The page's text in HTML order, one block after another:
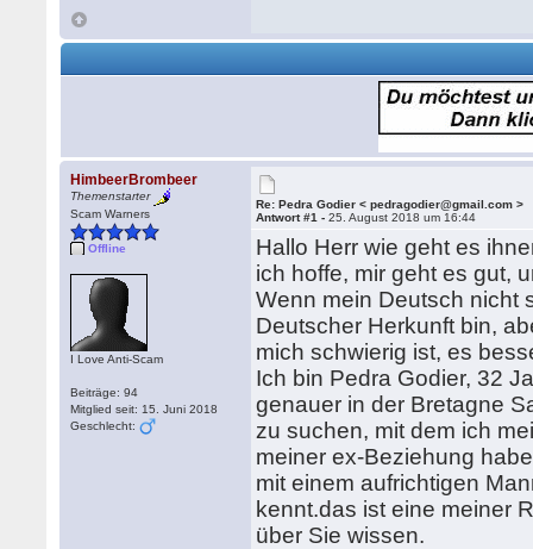
HimbeerBrombeer
Themenstarter
Scam Warners
Offline
I Love Anti-Scam
Beiträge: 94
Mitglied seit: 15. Juni 2018
Geschlecht:
Re: Pedra Godier < pedragodier@gmail.com >
Antwort #1 -25. August 2018 um 16:44
Hallo Herr wie geht es
ich hoffe, mir geht es gut,
Wenn mein Deutsch nicht
Deutscher Herkunft bin,
mich schwierig ist, es
Ich bin Pedra Godier, 32
genauer in der Bretagne
zu suchen, mit dem ich
meiner ex-Beziehung
mit einem aufrichtigen
kennt.das ist eine meiner
über Sie wissen.